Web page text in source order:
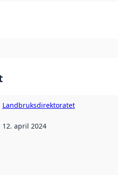
Landbruksdirektoratet
12. april 2024